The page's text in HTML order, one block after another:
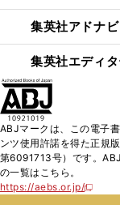
集英社アドナビ
集英社エディ
ABJマークは、この電子
ンツ使用許諾を得た正規
第6091713号）です。
の一覧はこちら。
https://aebs.or.jp/
新